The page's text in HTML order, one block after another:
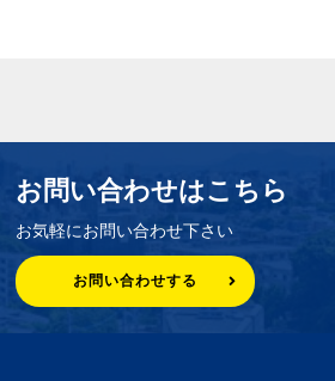
お問い合わせはこちら
お気軽にお問い合わせ下さい
お問い合わせする